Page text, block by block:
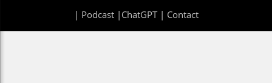
| Podcast| ChatGPT| Contact